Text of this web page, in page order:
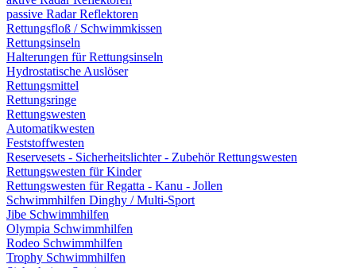
passive Radar Reflektoren
Rettungsfloß / Schwimmkissen
Rettungsinseln
Halterungen für Rettungsinseln
Hydrostatische Auslöser
Rettungsmittel
Rettungsringe
Rettungswesten
Automatikwesten
Feststoffwesten
Reservesets - Sicherheitslichter - Zubehör Rettungswesten
Rettungswesten für Kinder
Rettungswesten für Regatta - Kanu - Jollen
Schwimmhilfen Dinghy / Multi-Sport
Jibe Schwimmhilfen
Olympia Schwimmhilfen
Rodeo Schwimmhilfen
Trophy Schwimmhilfen